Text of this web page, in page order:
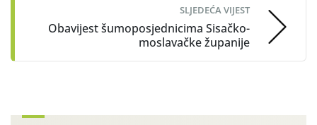
SLJEDEĆA VIJEST
Obavijest šumoposjednicima Sisačko-
moslavačke županije